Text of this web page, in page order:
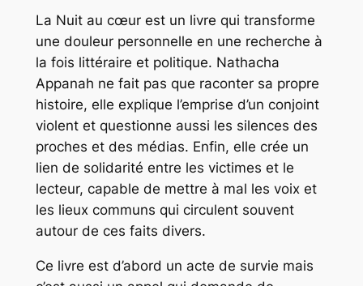
La Nuit au cœurest un livre qui transforme
une douleur personnelle en une recherche à
la fois littéraire et politique. Nathacha
Appanah ne fait pas que raconter sa propre
histoire, elle explique l’emprise d’un conjoint
violent et questionne aussi les silences des
proches et des médias. Enfin, elle crée un
lien de solidarité entre les victimes et le
lecteur, capable de mettre à mal les voix et
les lieux communs qui circulent souvent
autour de ces faits divers.
Ce livre est d’abord un acte de survie mais